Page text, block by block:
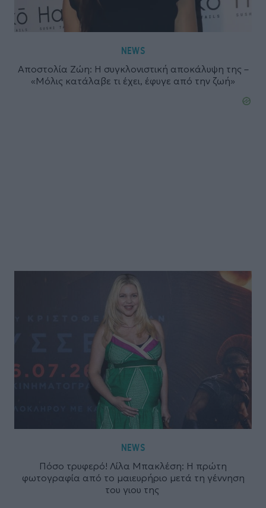
NEWS
Αποστολία Ζώη: Η συγκλονιστική αποκάλυψη της –
«Μόλις κατάλαβε τι έχει, έφυγε από την ζωή»
NEWS
Πόσο τρυφερό! Λίλα Μπακλέση: Η πρώτη
φωτογραφία από το μαιευρήριο μετά τη γέννηση
του γιου της